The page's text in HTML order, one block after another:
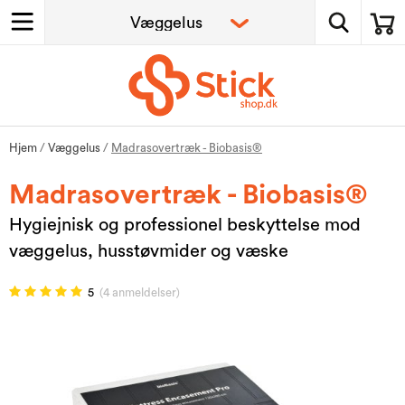
Hjem / Væggelus / Madrasovertræk - Biobasis®
Madrasovertræk - Biobasis®
Hygiejnisk og professionel beskyttelse mod
væggelus, husstøvmider og væske
5 (4 anmeldelser)